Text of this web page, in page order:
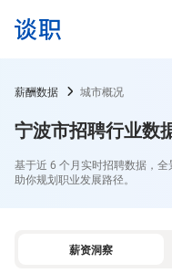
薪酬数据 城市概况
宁波市招聘行业数
基于近 6 个月实时招聘数据，
助你规划职业发展路径。
薪资洞察